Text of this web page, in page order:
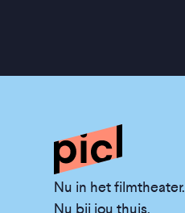
Nu in het filmtheater.
Nu bij jou thuis.